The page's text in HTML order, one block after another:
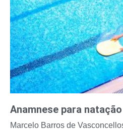
Anamnese para
Marcelo Barros de